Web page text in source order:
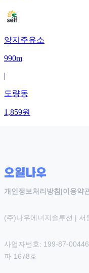
양지주유소
990m
|
도량동
1,859원
개인정보처리방침 |이용약
(주)나우에너지솔루션 |
사업자번호: 199-87-
파-1678호